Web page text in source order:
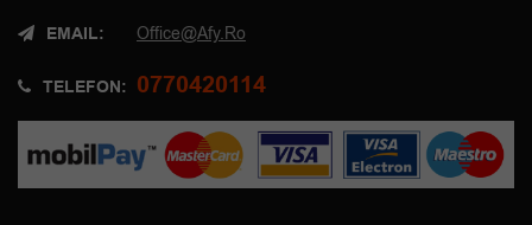
EMAIL: Office@afy.ro
TELEFON: 0770420114